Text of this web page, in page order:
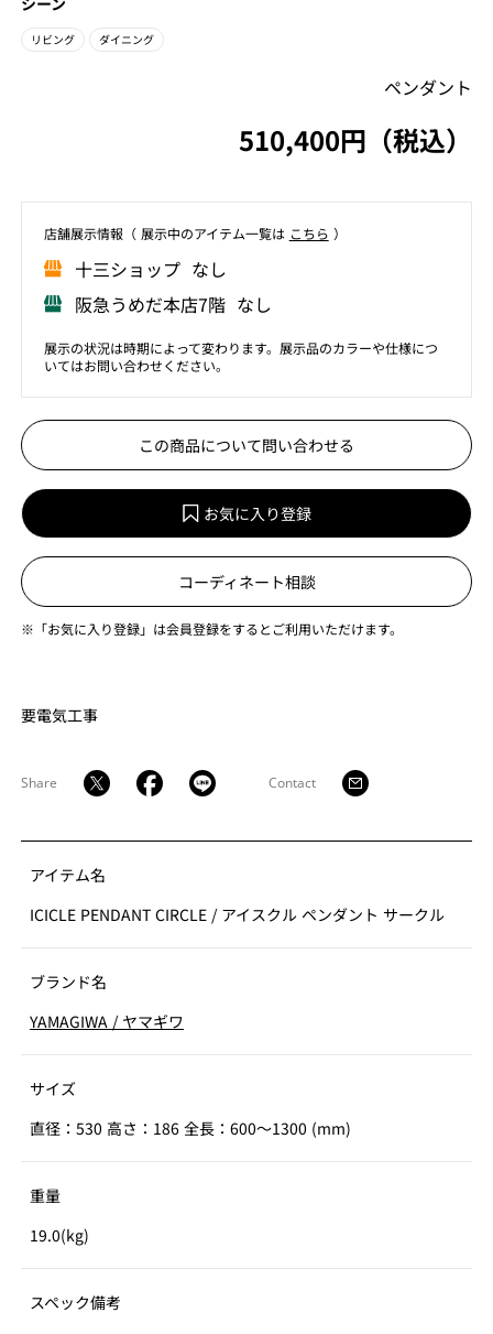
リビング ダイニング
ペンダント
510,400円（税込）
店舗展⽰情報（ 展⽰中のアイテム⼀覧は こちら ）
⼗三ショップ なし
阪急うめだ本店7階 なし
展示の状況は時期によって変わります。展示品のカラーや仕様につ
いてはお問い合わせください。
この商品について問い合わせる
お気に入り登録
コーディネート相談
※「お気に入り登録」は会員登録をするとご利用いただけます。
要電気工事
Share Contact
アイテム名
ICICLE PENDANT CIRCLE / アイスクル ペンダント サークル
ブランド名
YAMAGIWA / ヤマギワ
サイズ
直径：530 高さ：186 全長：600～1300 (mm)
重量
19.0(kg)
スペック備考